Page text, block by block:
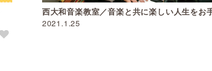
2021.1.25
西大和音楽教室／音楽と共に楽しい人生をお